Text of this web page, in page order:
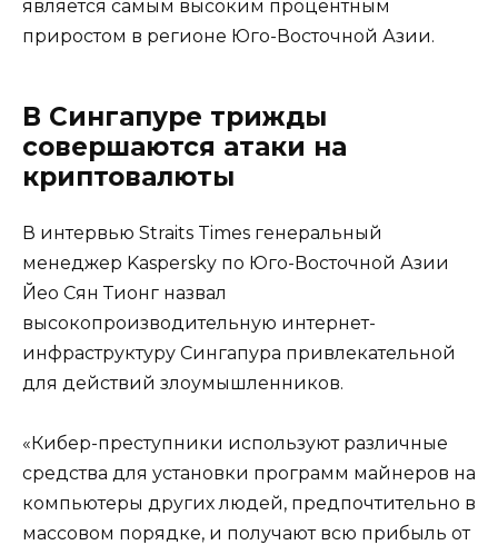
является самым высоким процентным
приростом в регионе Юго-Восточной Азии.
В Сингапуре трижды
совершаются атаки на
криптовалюты
В интервью Straits Times генеральный
менеджер Kaspersky по Юго-Восточной Азии
Йео Сян Тионг назвал
высокопроизводительную интернет-
инфраструктуру Сингапура привлекательной
для действий злоумышленников.
«Кибер-преступники используют различные
средства для установки программ майнеров на
компьютеры других людей, предпочтительно в
массовом порядке, и получают всю прибыль от